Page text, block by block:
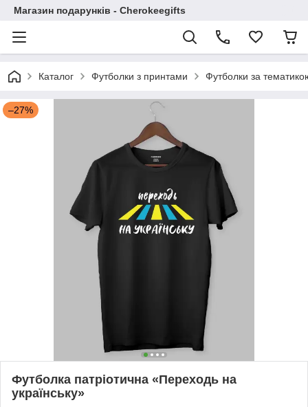
Магазин подарунків - Cherokeegifts
Каталог Футболки з принтами Футболки за
–27%
Футболка патріотична «Переходь на
українську»